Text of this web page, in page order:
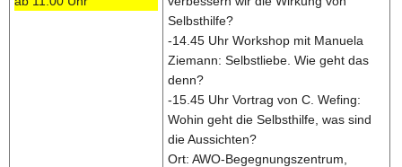
Selbsthilfe?
-14.45 Uhr Workshop mit Manuela
Ziemann: Selbstliebe. Wie geht das
denn?
-15.45 Uhr Vortrag von C. Wefing:
Wohin geht die Selbsthilfe, was sind
die Aussichten?
Ort: AWO-Begegnungszentrum,